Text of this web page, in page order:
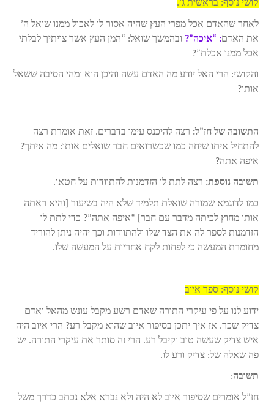
קושי נוסף: בראשית ג’.
לאחר שהאדם אכל מפרי העץ שהיה אסור לו לאכול ממנו שואל ה’
את האדם: “איכה”? ובהמשך שואל: “המן העץ אשר צויתיך לבלתי
אכל ממנו אכלת”?
והקושי: הרי האל יודע מה האדם עשה והיכן הוא ומהי הסיבה ששאל
אותו?
התשובה של חז”ל: רצה להיכנס עימו בדברים. זאת אומרת רצה
להתחיל איתו שיחה כמו שכשרואים חבר שואלים אותו: מה איתך?
איפה אתה?
תשובה נוספת: רצה לתת לו הזדמנות להתוודות על חטאו.
כמו לדוגמא שמורה שואלת תלמיד שלא היה בשיעור [והיא ראתה
אותו מחוץ לכיתה מדבר עם חבר] “איפה אתה”? כדי לתת לו
הזדמנות לספר לה את הצד שלו ולהתוודות וכך יהיה ניתן להוריד
מחומרת המעשה כי לפחות לקח אחריות על המעשה שלו.
קושי נוסף: ספר איוב
ידוע לנו על פי עיקרי התורה שאדם רשע מקבל עונש מהאל ואדם
צדיק שכר. אז איך יתכן בסיפור איוב שהוא מקבל רע? הרי איוב היה
איש צדיק שעשה טוב וקיבל רע. הרי זה סותר את עיקרי התורה. יש
פה שאלה של: צדיק ורע לו.
תשובה:
חז”ל אומרים שסיפור איוב לא היה ולא נברא אלא נכתב כדרך משל